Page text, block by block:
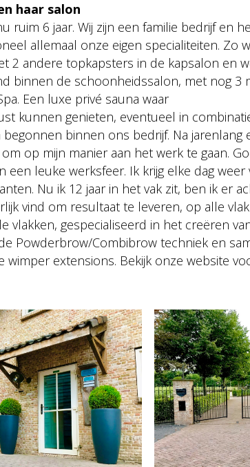
haar salon
ruim 6 jaar. Wij zijn een familie bedrijf en
allemaal onze eigen specialiteiten. Zo
2 andere topkapsters in de kapsalon en
binnen de schoonheidssalon, met nog 3
Een luxe privé sauna waar
kunnen genieten, eventueel in
binnen ons bedrijf. Na jarenlang
op mijn manier aan het werk te gaan.
een leuke werksfeer. Ik krijg elke dag weer
Nu ik 12 jaar in het vak zit, ben ik er
vind om resultaat te leveren, op alle
vlakken, gespecialiseerd in het creëren
Powderbrow/Combibrow techniek en
wimper extensions. Bekijk onze website